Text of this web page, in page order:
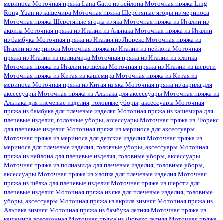
мериноса Моточная пряжа Lana Gatto из нейлона Моточная пряжа Ling
Rong Yuan из кашемира Моточная пряжа Шерстяные ягоды из мериноса
Моточная пряжа Шерстяные ягоды из яка Моточная пряжа из Италии из
акрила Моточная пряжа из Италии из Альпака Моточная пряжа из Италии
из бамбука Моточная пряжа из Италии из Люрекс Моточная пряжа из
Италии из мериноса Моточная пряжа из Италии из нейлона Моточная
пряжа из Италии из полиамида Моточная пряжа из Италии из хлопка
Моточная пряжа из Италии из шёлка Моточная пряжа из Италии из шерсти
Моточная пряжа из Китая из кашемира Моточная пряжа из Китая из
мериноса Моточная пряжа из Китая из яка Моточная пряжа из акрила для
аксессуары Моточная пряжа из Альпака для аксессуары Моточная пряжа из
Альпака для плечевые изделия, головные уборы, аксессуары Моточная
пряжа из бамбука для плечевые изделия Моточная пряжа из кашемира для
плечевые изделия, головные уборы, аксессуары Моточная пряжа из Люрекс
для плечевые изделия Моточная пряжа из мериноса для аксессуары
Моточная пряжа из мериноса для детские изделия Моточная пряжа из
мериноса для плечевые изделия, головные уборы, аксессуары Моточная
пряжа из нейлона для плечевые изделия, головные уборы, аксессуары
Моточная пряжа из полиамида для плечевые изделия, головные уборы,
аксессуары Моточная пряжа из хлопка для плечевые изделия Моточная
пряжа из шёлка для плечевые изделия Моточная пряжа из шерсти для
плечевые изделия Моточная пряжа из яка для плечевые изделия, головные
уборы, аксессуары Моточная пряжа из акрила зимняя Моточная пряжа из
Альпака зимняя Моточная пряжа из бамбука летняя Моточная пряжа из